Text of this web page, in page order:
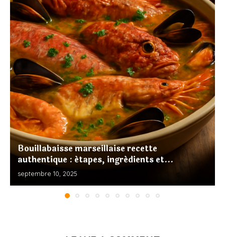
Bouillabaisse marseillaise recette
authentique : étapes, ingrédients et...
septembre 10, 2025